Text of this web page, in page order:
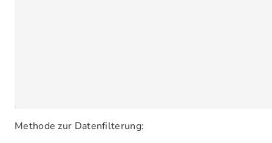
Methode zur Datenfilterung: